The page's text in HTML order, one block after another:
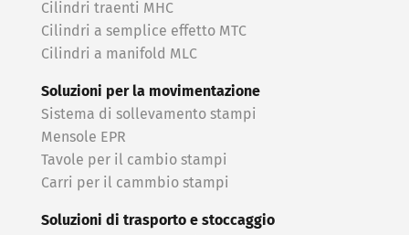
Cilindri traenti MHC
Cilindri a semplice effetto MTC
Cilindri a manifold MLC
Soluzioni per la movimentazione
Sistema di sollevamento stampi
Mensole EPR
Tavole per il cambio stampi
Carri per il cammbio stampi
Soluzioni di trasporto e stoccaggio